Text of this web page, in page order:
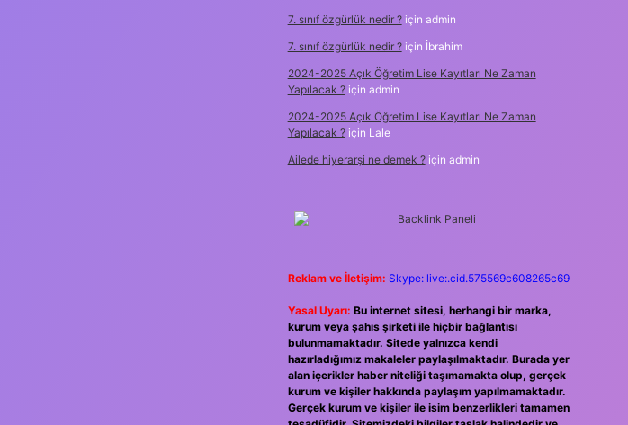
7. sınıf özgürlük nedir ?için admin
7. sınıf özgürlük nedir ?için İbrahim
2024-2025 Açık Öğretim Lise Kayıtları Ne Zaman
Yapılacak ?için admin
2024-2025 Açık Öğretim Lise Kayıtları Ne Zaman
Yapılacak ?için Lale
Ailede hiyerarşi ne demek ?için admin
Reklam ve İletişim: Skype: live:.cid.575569c608265c69
Yasal Uyarı: Bu internet sitesi, herhangi bir marka,
kurum veya şahıs şirketi ile hiçbir bağlantısı
bulunmamaktadır. Sitede yalnızca kendi
hazırladığımız makaleler paylaşılmaktadır. Burada yer
alan içerikler haber niteliği taşımamakta olup, gerçek
kurum ve kişiler hakkında paylaşım yapılmamaktadır.
Gerçek kurum ve kişiler ile isim benzerlikleri tamamen